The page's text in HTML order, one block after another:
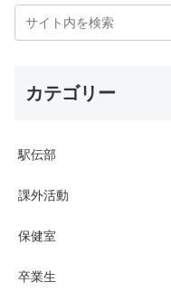
カテゴリー
駅伝部
課外活動
保健室
卒業生